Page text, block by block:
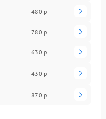
480 р
780 р
630 р
430 р
870 р